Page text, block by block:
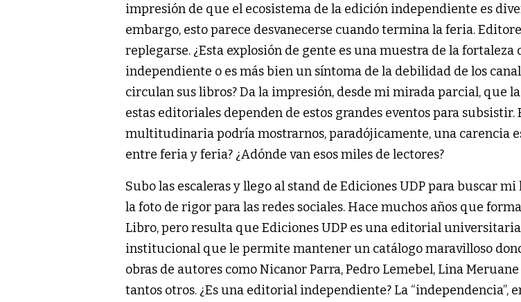
impresión de que el ecosistema de la edición independiente es
embargo, esto parece desvanecerse cuando termina la feria.
replegarse. ¿Esta explosión de gente es una muestra de la fortaleza
independiente o es más bien un síntoma de la debilidad de los
circulan sus libros? Da la impresión, desde mi mirada parcial, que
estas editoriales dependen de estos grandes eventos para subsistir.
multitudinaria podría mostrarnos, paradójicamente, una carencia
entre feria y feria? ¿Adónde van esos miles de lectores?
Subo las escaleras y llego al stand de Ediciones UDP para buscar
la foto de rigor para las redes sociales. Hace muchos años que
Libro, pero resulta que Ediciones UDP es una editorial
institucional que le permite mantener un catálogo maravilloso
obras de autores como Nicanor Parra, Pedro Lemebel, Lina
tantos otros. ¿Es una editorial independiente? La “independencia”,